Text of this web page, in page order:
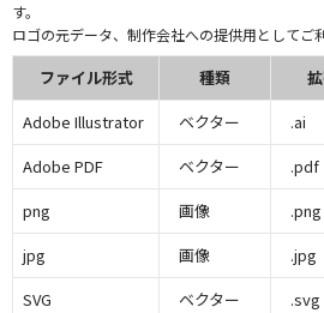
す。
ロゴの元データ、制作会社への提供用としてご
ファイル形式 種類
Adobe Illustrator
ベクター
.ai
Adobe PDF
ベクター
.pdf
png
画像
.png
jpg
画像
.jpg
SVG
ベクター .svg